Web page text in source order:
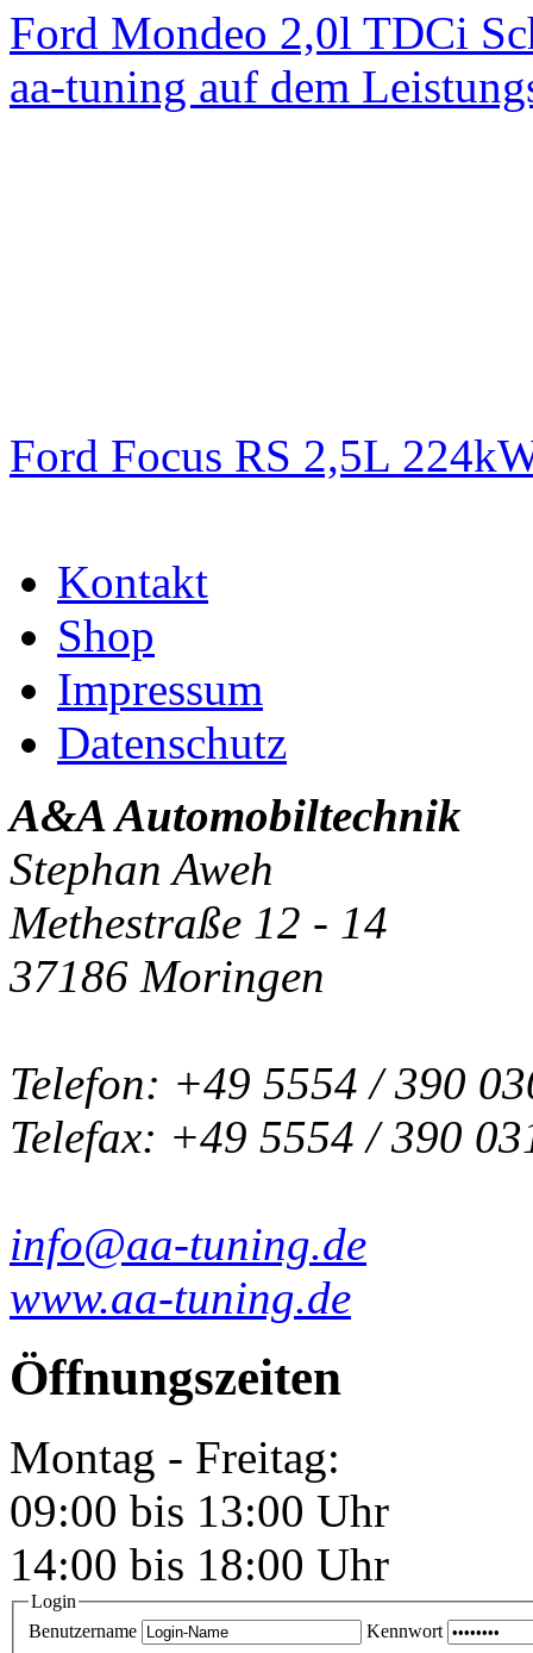
Ford Mondeo 2,0l TDCi
aa-tuning auf dem
Ford Focus RS 2,5L
Kontakt
Shop
Impressum
Datenschutz
A&A Automobiltechnik
Stephan Aweh
Methestraße 12 - 14
37186 Moringen
Telefon: +49 5554 / 390
Telefax: +49 5554 / 390
info@aa-tuning.de
www.aa-tuning.de
Öffnungszeiten
Montag - Freitag:
09:00 bis 13:00 Uhr
14:00 bis 18:00 Uhr
Login
Benutzername
Kennwort